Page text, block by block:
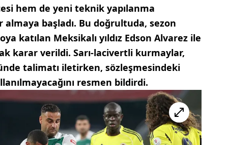
hem de yeni teknik yapılanma
başladı. Bu doğrultuda, sezon
katılan Meksikalı yıldız Edson Alvarez ile
karar verildi. Sarı-lacivertli kurmaylar,
talimatı iletirken, sözleşmesindeki
resmen bildirdi.